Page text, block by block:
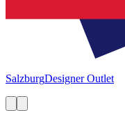
SalzburgDesigner Outlet